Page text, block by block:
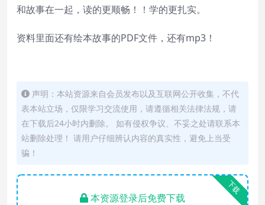
和故事在一起，读的更顺畅！！学的更扎实。
资料里面还有绘本故事的PDF文件，还有mp3！
声明：本站资源来自会员发布以及互联网公开收集，不代
表本站立场，仅限学习交流使用，请遵循相关法律法规，请
在下载后24小时内删除。 如有侵权争议、不妥之处请联系本
站删除处理！ 请用户仔细辨认内容的真实性，避免上当受
骗！
下载
本资源登录后免费下载